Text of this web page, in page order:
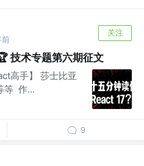
关注
技术专题第六期征文
高手】 莎士比亚
等 ​ 作...
9